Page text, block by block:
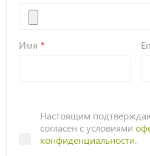
Имя
Настоящим
согласен с условиями
конфиденциальности.